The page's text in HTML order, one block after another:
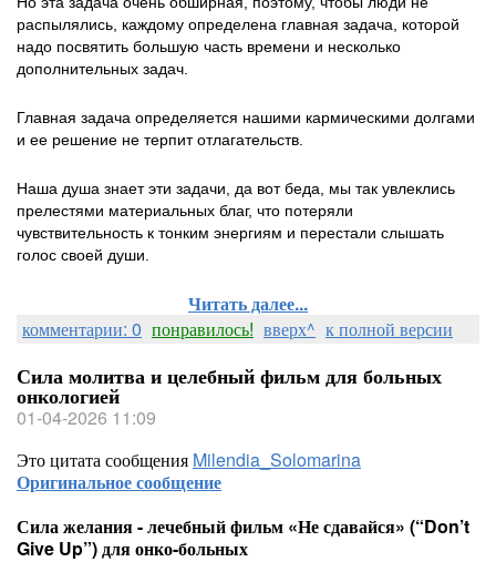
распылялись, каждому определена главная задача, которой
надо посвятить большую часть времени и несколько
дополнительных задач.
Главная задача определяется нашими кармическими долгами
и ее решение не терпит отлагательств.
Наша душа знает эти задачи, да вот беда, мы так увлеклись
прелестями материальных благ, что потеряли
чувствительность к тонким энергиям и перестали слышать
голос своей души.
Читать далее...
комментарии: 0 понравилось! вверх^ к полной версии
Сила молитва и целебный фильм для больных
онкологией
01-04-2026 11:09
Это цитата сообщения Milendia_Solomarina
Оригинальное сообщение
Сила желания - лечебный фильм «Не сдавайся» (“Don’t
Give Up”) для онко-больных